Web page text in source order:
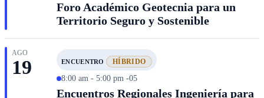
Foro Académico Geotecnia para un
Territorio Seguro y Sostenible
AGO
19 ENCUENTRO HÍBRIDO
8:00 am - 5:00 pm -05
Encuentros Regionales Ingeniería para